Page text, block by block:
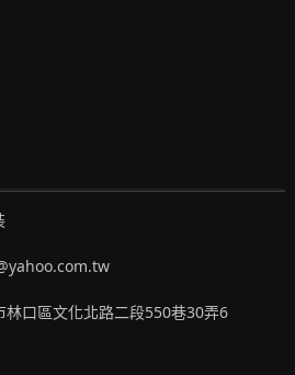
林口區文化北路二段550巷30弄6